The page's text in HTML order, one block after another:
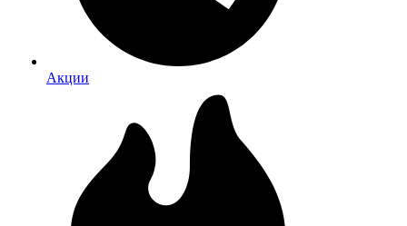
Акции